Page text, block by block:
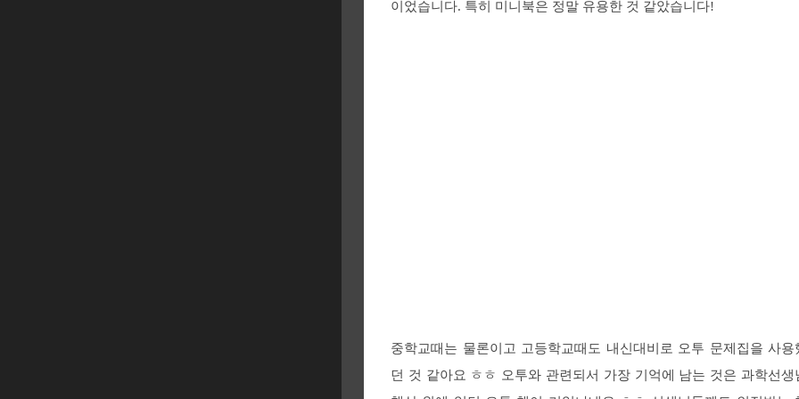
이었습니다. 특히 미니북은 정말 유용한 것 같았습니다!
중학교때는 물론이고 고등학교때도 내신대비로 오투 문제집을 사용
던 것 같아요 ㅎㅎ 오투와 관련되서 가장 기억에 남는 것은 과학선생